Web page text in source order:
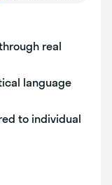
real
language
to individual